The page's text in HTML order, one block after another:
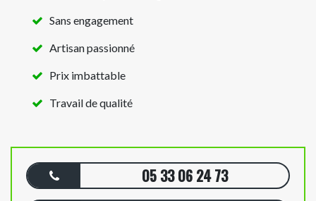
Sans engagement
Artisan passionné
Prix imbattable
Travail de qualité
05 33 06 24 73